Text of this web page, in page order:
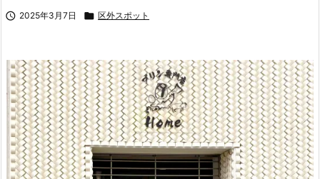
 2025年3月7日  区外スポット